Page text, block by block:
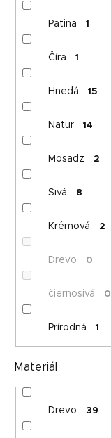
Patina 1
Číra 1
Hnedá 15
Natur 14
Mosadz 2
Sivá 8
Krémová 2
Drevo 0
čiernosivá 0
Prírodná 1
Materiál
Drevo 39